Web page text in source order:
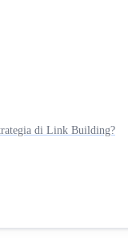
di Link Building?